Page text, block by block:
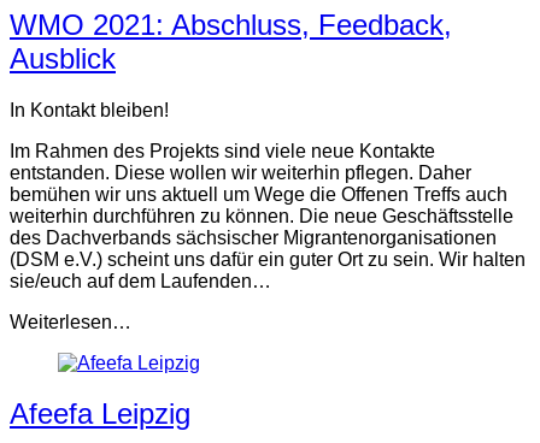
WMO 2021: Abschluss, Feedback,
Ausblick
In Kontakt bleiben!
Im Rahmen des Projekts sind viele neue Kontakte
entstanden. Diese wollen wir weiterhin pflegen. Daher
bemühen wir uns aktuell um Wege die Offenen Treffs auch
weiterhin durchführen zu können. Die neue Geschäftsstelle
des Dachverbands sächsischer Migrantenorganisationen
(DSM e.V.) scheint uns dafür ein guter Ort zu sein. Wir halten
sie/euch auf dem Laufenden…
Weiterlesen…
Afeefa Leipzig